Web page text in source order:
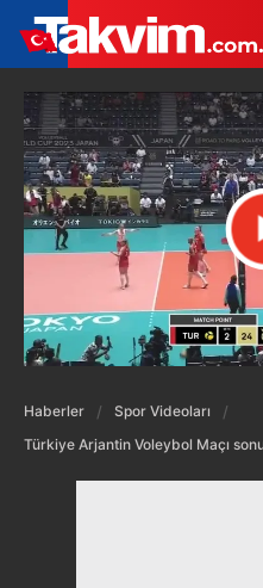
Haberler
Spor Videoları
Türkiye Arjantin Voleybol Maçı